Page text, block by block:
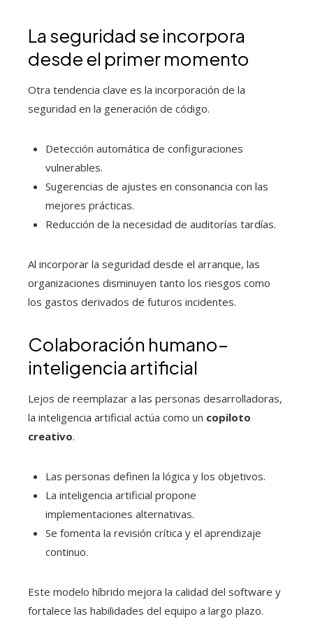
La seguridad se incorpora
desde el primer momento
Otra tendencia clave es la incorporación de la
seguridad en la generación de código.
Detección automática de configuraciones
vulnerables.
Sugerencias de ajustes en consonancia con las
mejores prácticas.
Reducción de la necesidad de auditorías tardías.
Al incorporar la seguridad desde el arranque, las
organizaciones disminuyen tanto los riesgos como
los gastos derivados de futuros incidentes.
Colaboración humano–
inteligencia artificial
Lejos de reemplazar a las personas desarrolladoras,
la inteligencia artificial actúa como un copiloto
creativo.
Las personas definen la lógica y los objetivos.
La inteligencia artificial propone
implementaciones alternativas.
Se fomenta la revisión crítica y el aprendizaje
continuo.
Este modelo híbrido mejora la calidad del software y
fortalece las habilidades del equipo a largo plazo.